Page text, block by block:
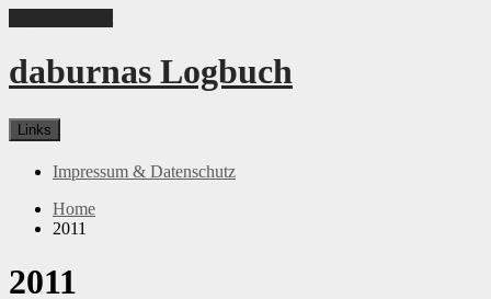
daburnas Logbuch
Links
Impressum & Datenschutz
Home
2011
2011